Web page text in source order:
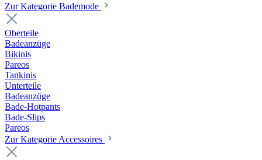
Zur Kategorie Bademode
Oberteile
Badeanzüge
Bikinis
Pareos
Tankinis
Unterteile
Badeanzüge
Bade-Hotpants
Bade-Slips
Pareos
Zur Kategorie Accessoires